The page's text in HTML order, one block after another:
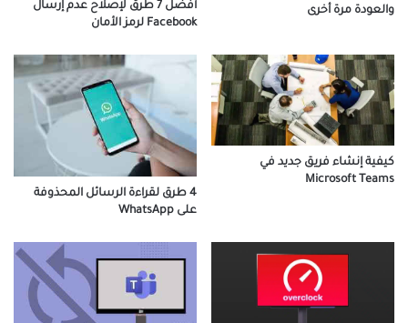
والعودة مرة أخرى
أفضل 7 طرق لإصلاح عدم إرسال
Facebook لرمز الأمان
كيفية إنشاء فريق جديد في
Microsoft Teams
4 طرق لقراءة الرسائل المحذوفة
على WhatsApp